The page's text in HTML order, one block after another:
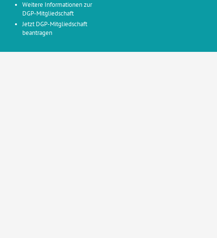
Weitere Informationen zur
DGP-Mitgliedschaft
Jetzt DGP-Mitgliedschaft
beantragen